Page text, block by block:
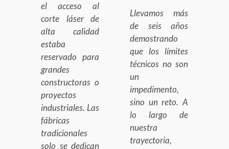
el acceso al
corte láser de
alta calidad
estaba
reservado para
grandes
constructoras o
proyectos
industriales. Las
fábricas
tradicionales
solo se dedican
Llevamos más
de seis años
demostrando
que los límites
técnicos no son
un
impedimento,
sino un reto. A
lo largo de
nuestra
trayectoria,